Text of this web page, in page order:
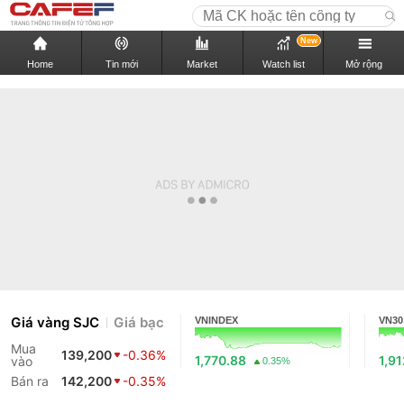
Home Tin mới Market Watch list
New
Mở rộng
Giá vàng SJC Giá bạc
Mua
vào
139,200
-0.36%
Bán ra
142,200 -0.35%
VNINDEX
1,770.88 0.35%
VN30